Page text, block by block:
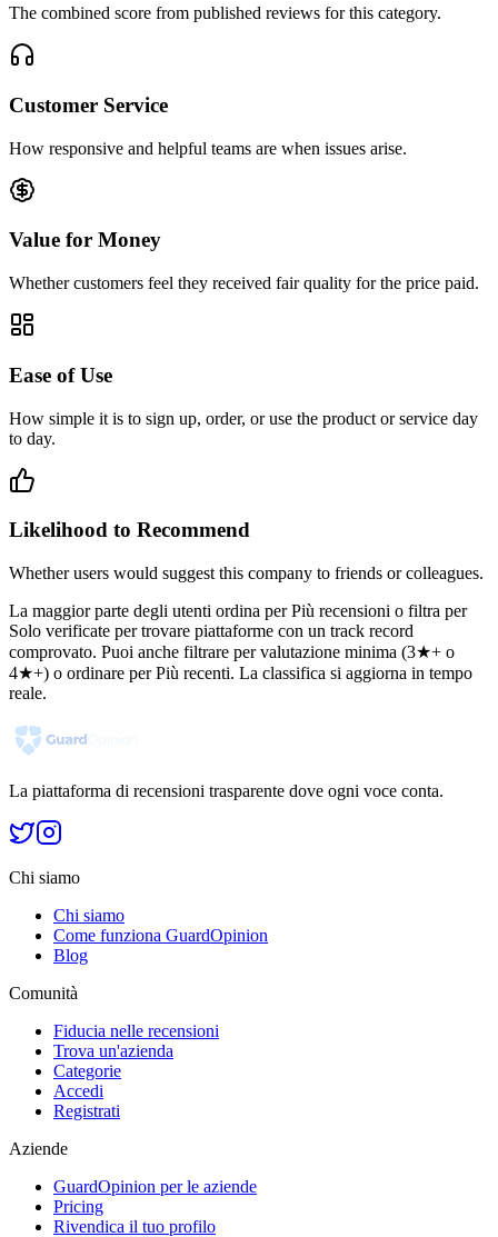
The combined score from published reviews for this category.
Customer Service
How responsive and helpful teams are when issues arise.
Value for Money
Whether customers feel they received fair quality for the price paid.
Ease of Use
How simple it is to sign up, order, or use the product or service day
to day.
Likelihood to Recommend
Whether users would suggest this company to friends or colleagues.
La maggior parte degli utenti ordina per Più recensioni o filtra per
Solo verificate per trovare piattaforme con un track record
comprovato. Puoi anche filtrare per valutazione minima (3★+ o
4★+) o ordinare per Più recenti. La classifica si aggiorna in tempo
reale.
La piattaforma di recensioni trasparente dove ogni voce conta.
Chi siamo
Chi siamo
Come funziona GuardOpinion
Blog
Comunità
Fiducia nelle recensioni
Trova un'azienda
Categorie
Accedi
Registrati
Aziende
GuardOpinion per le aziende
Pricing
Rivendica il tuo profilo